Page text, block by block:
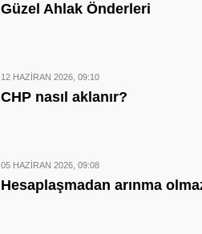
Güzel Ahlak Önderleri
12 HAZIRAN 2026, 09:10
CHP nasıl aklanır?
05 HAZIRAN 2026, 09:08
Hesaplaşmadan arınma